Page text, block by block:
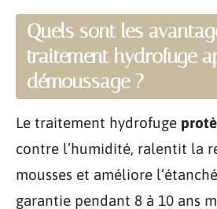
Quels sont les
traitement hydrofuge
démoussage ?
Le traitement hydrofuge
contre l’humidité, ralentit la
mousses et améliore
garantie pendant 8 à 10 ans